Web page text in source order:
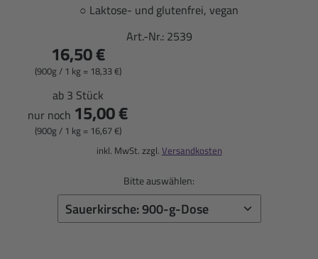
○ Laktose- und glutenfrei, vegan
Art.-Nr.: 2539
16,50 €
(900g / 1 kg = 18,33 €)
ab 3 Stück
nur noch 15,00 €
(900g / 1 kg = 16,67 €)
inkl. MwSt. zzgl. Versandkosten
Bitte auswählen: